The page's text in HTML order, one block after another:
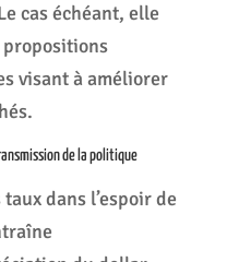
cas échéant, elle
visant à améliorer
de la politique
dans l’espoir de